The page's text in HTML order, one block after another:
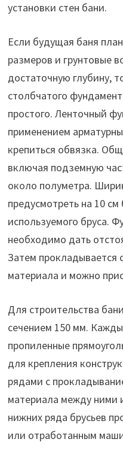
установки стен бани.
Если будущая баня
размеров и грунтовые
достаточную глубину,
столбчатого
простого. Ленточный
применением
крепиться обвязка.
включая подземную
около полуметра.
предусмотреть на 10
используемого бруса.
необходимо дать
Затем прокладывается
материала и можно
Для строительства
сечением 150 мм.
пропиленные
для крепления
рядами с
материала между ними
нижних ряда брусьев
или отработанным